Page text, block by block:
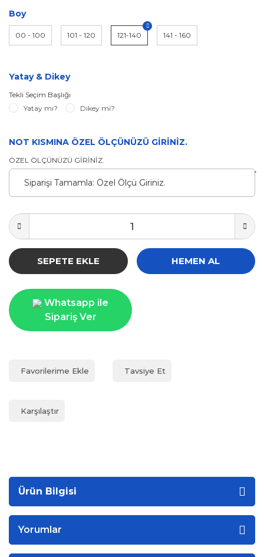
Boy
00 - 100 101 - 120 121-140 141 - 160
Yatay & Dikey
Tekli Seçim Başlığı
Yatay mı?
Dikey mi?
NOT KISMINA ÖZEL ÖLÇÜNÜZÜ GİRİNİZ.
ÖZEL ÖLÇÜNÜZÜ GİRİNİZ.
*
SEPETE EKLE HEMEN AL
Whatsapp ile
Sipariş Ver
Tavsiye Et
Karşılaştır
Ürün Bilgisi
Yorumlar